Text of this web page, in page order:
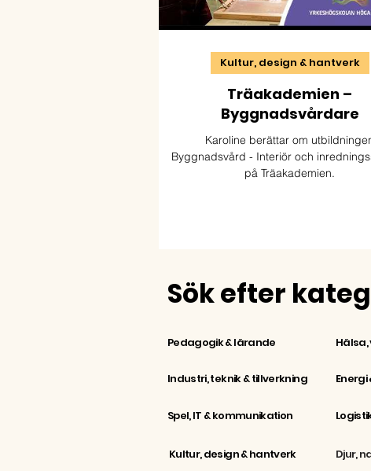
Träakademien –
Byggnadsvårdare
Karoline berättar om
Byggnadsvård - Interiör och
på Träakademien.
Kultur, design & hantverk
Sök efter
Pedagogik & lärande
Industri, teknik & tillverkning
Spel, IT & kommunikation
Kultur, design & hantverk Djur,